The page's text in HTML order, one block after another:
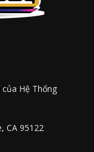
Hệ Thống
CA 95122